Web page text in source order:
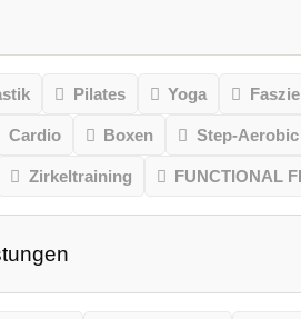
Pilates Yoga
Cardio Boxen Step-Aerobic
Zirkeltraining FUNCTIONAL